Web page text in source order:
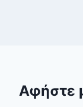
Αφήστε